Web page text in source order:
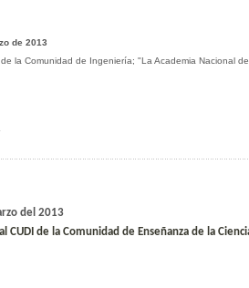
de 2013
la Comunidad de Ingeniería; "La Academia Nacional
del 2013
CUDI de la Comunidad de Enseñanza de la